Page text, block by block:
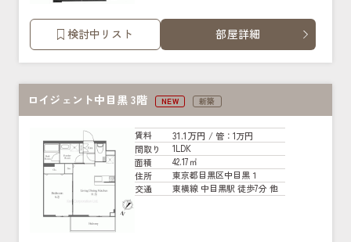
検討中リスト 部屋詳細
ロイジェント中目黒 3階 NEW 新築
賃料 31.1万円 / 管：1万円
間取り
1LDK
面積
42.17㎡
住所
東京都目黒区中目黒１
交通
東横線 中目黒駅 徒歩7分 他